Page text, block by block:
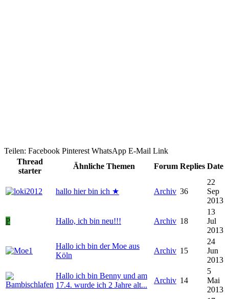
Teilen: Facebook Pinterest WhatsApp E-Mail Link
Thread
starter
Ähnliche Themen Forum Replies Date
hallo hier bin ich ★ Archiv 36
22
Sep
2013
P Hallo, ich bin neu!!! Archiv 18
13
Jul
2013
Hallo ich bin der Moe aus
Köln
Archiv 15
24
Jun
2013
Hallo ich bin Benny und am
17.4. wurde ich 2 Jahre alt...
Archiv 14
5
Mai
2013